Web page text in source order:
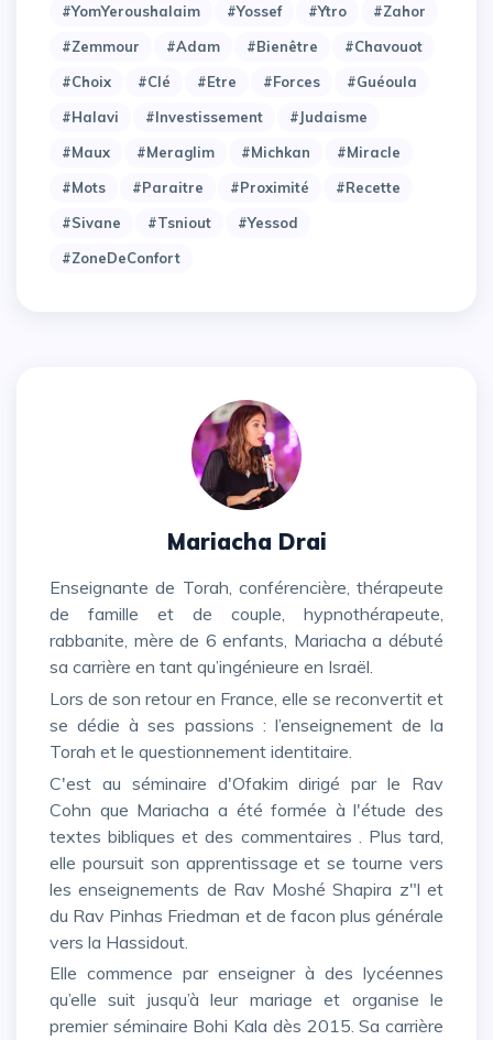
#YomYeroushalaim
#Yossef #Ytro
#Zahor
#Zemmour
#adam #bienêtre
#chavouot
#choix
#clé #etre #forces
#guéoula
#halavi
#investissement
#judaisme
#maux
#meraglim #michkan
#miracle
#mots
#paraitre #proximité
#recette
#sivane
#tsniout
#yessod
#zoneDeConfort
Mariacha Drai
Enseignante de Torah, conférencière, thérapeute
de famille et de couple, hypnothérapeute,
rabbanite, mère de 6 enfants, Mariacha a débuté
sa carrière en tant qu’ingénieure en Israël.
Lors de son retour en France, elle se reconvertit et
se dédie à ses passions : l’enseignement de la
Torah et le questionnement identitaire.
C'est au séminaire d'Ofakim dirigé par le Rav
Cohn que Mariacha a été formée à l'étude des
textes bibliques et des commentaires . Plus tard,
elle poursuit son apprentissage et se tourne vers
les enseignements de Rav Moshé Shapira z"l et
du Rav Pinhas Friedman et de facon plus générale
vers la Hassidout.
Elle commence par enseigner à des lycéennes
qu’elle suit jusqu’à leur mariage et organise le
premier séminaire Bohi Kala dès 2015. Sa carrière